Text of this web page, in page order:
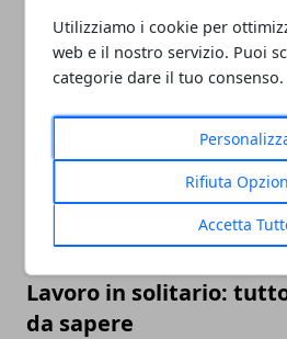
Utilizziamo i cookie per
web e il nostro servizio. Puoi
categorie dare il tuo consenso.
Rifiuta
Accetta
Lavoro: Un'Analisi
31/07/2023
Lavoro in solitario: tutto
da sapere